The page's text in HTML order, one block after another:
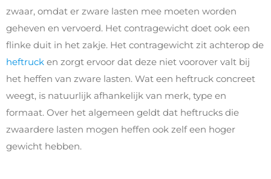
zwaar, omdat er zware lasten mee moeten worden
geheven en vervoerd. Het contragewicht doet ook een
flinke duit in het zakje. Het contragewicht zit achterop de
heftruck en zorgt ervoor dat deze niet voorover valt bij
het heffen van zware lasten. Wat een heftruck concreet
weegt, is natuurlijk afhankelijk van merk, type en
formaat. Over het algemeen geldt dat heftrucks die
zwaardere lasten mogen heffen ook zelf een hoger
gewicht hebben.